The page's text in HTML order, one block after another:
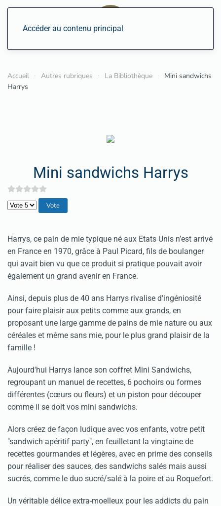
Accéder au contenu principal
Accueil Autres rubriques La Bibliothèque
Mini sandwichs
Harrys
Mini sandwichs Harrys
Veuillez voter
Harrys, ce pain de mie typique né aux Etats Unis n’est arrivé
en France en 1970, grâce à Paul Picard, fils de boulanger
qui avait bien vu que ce produit si pratique pouvait avoir
également un grand avenir en France.
Ainsi, depuis plus de 40 ans Harrys rivalise d'ingéniosité
pour faire plaisir aux petits comme aux grands, en
proposant une large gamme de pains de mie nature ou aux
céréales et même sans mie, pour le plus grand plaisir de la
famille !
Aujourd'hui Harrys lance son coffret Mini Sandwichs,
regroupant un manuel de recettes, 6 pochoirs ou formes
différentes (cœurs ou fleurs) et un piston pour découper
comme il se doit vos mini sandwichs.
Alors créez de façon ludique avec vos enfants, votre petit
"sandwich apéritif party", en feuilletant la vingtaine de
recettes gourmandes et légères, avec en prime des conseils
pour réaliser des sauces, des sandwichs salés mais aussi
sucrés, comme le duo sucré/salé à la poire et au Roquefort.
Un véritable délice extra-moelleux pour les addicts du pain